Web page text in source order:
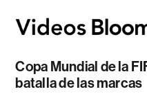
Copa Mundial de la
batalla de las marcas